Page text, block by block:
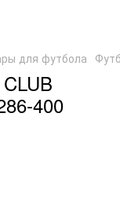
для футбола
400